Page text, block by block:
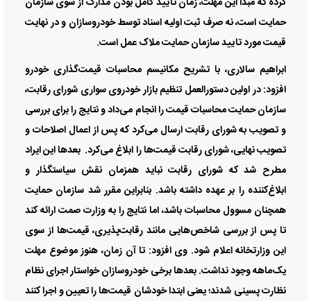
حمایت است، نه صرف ثبت اولیه اسناد توسط خودروسازان و در نهایت
قیمت مورد تایید سازمان حمایت ملاک عمل است.
ابراهیم سالاری، با تشریح مکانیسم محاسبات قیمت‌گذاری خودرو
افزود: در اولین دستورالعمل تنظیم بازار خودروی سواری شورای رقابت،
سازمان حمایت محاسبات قیمت را انجام می‌داد و نتایج را برای بررسی
و تصویب به شورای رقابت ارسال می‌کرد که پس از اعمال اصلاحات و
تصویب نهایی، شورای رقابت قیمت‌ها را ابلاغ می‌کرد. بعدها این ایراد
مطرح شد که شورای رقابت نباید همزمان نقش سیاستگذار و
ابلاغ‌کننده را بر عهده داشته باشد. بنابراین مقرر شد سازمان حمایت
همچنان مسوول محاسبات باشد، اما نتایج را به وزارت صمت ارائه کند
تا پس از بررسی شاخص‌هایی مانند رقابت‌پذیری، قیمت‌ها از سوی
این وزارتخانه اعلام شود. وی افزود: تا آن زمان، هنوز موضوع مهلت
یک‌ماهه وجود نداشت. بعدها برخی خودروسازان خواستار اجرای نظام
نظارت پسینی شدند؛ یعنی ابتدا خودشان قیمت‌ها را تعیین و اجرا کنند